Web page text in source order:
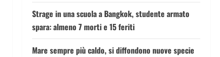
Strage in una scuola a Bangkok, studente armato
spara: almeno 7 morti e 15 feriti
Mare sempre più caldo, si diffondono nuove specie